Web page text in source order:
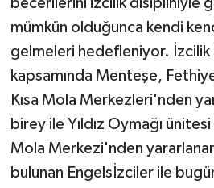
mümkün olduğunca kendi
gelmeleri hedefleniyor.
kapsamında Menteşe,
Kısa Mola Merkezleri'nden
birey ile Yıldız Oymağı
Mola Merkezi'nden
bulunan Engelsİzciler ile